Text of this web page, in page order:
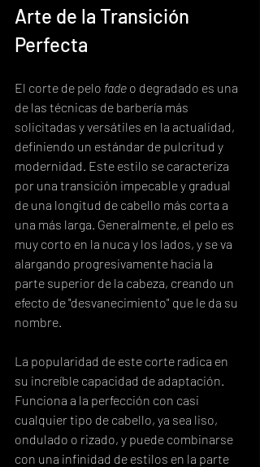
Arte de la Transición
Perfecta
El corte de pelo fade o degradado es una
de las técnicas de barbería más
solicitadas y versátiles en la actualidad,
definiendo un estándar de pulcritud y
modernidad. Este estilo se caracteriza
por una transición impecable y gradual
de una longitud de cabello más corta a
una más larga. Generalmente, el pelo es
muy corto en la nuca y los lados, y se va
alargando progresivamente hacia la
parte superior de la cabeza, creando un
efecto de "desvanecimiento" que le da su
nombre.
La popularidad de este corte radica en
su increíble capacidad de adaptación.
Funciona a la perfección con casi
cualquier tipo de cabello, ya sea liso,
ondulado o rizado, y puede combinarse
con una infinidad de estilos en la parte